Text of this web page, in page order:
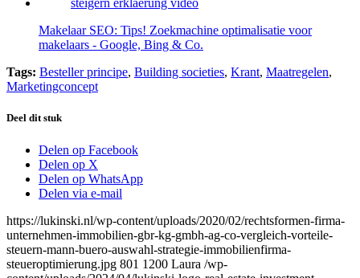
Makelaar SEO: Tips! Zoekmachine optimalisatie voor
makelaars - Google, Bing & Co.
Tags: Besteller principe, Building societies, Krant, Maatregelen,
Marketingconcept
Deel dit stuk
Delen op Facebook
Delen op X
Delen op WhatsApp
Delen via e-mail
https://lukinski.nl/wp-content/uploads/2020/02/rechtsformen-firma-
unternehmen-immobilien-gbr-kg-gmbh-ag-co-vergleich-vorteile-
steuern-mann-buero-auswahl-strategie-immobilienfirma-
steueroptimierung.jpg 801 1200 Laura /wp-